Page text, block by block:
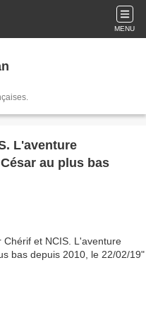
MENU
L'aventure
au plus bas